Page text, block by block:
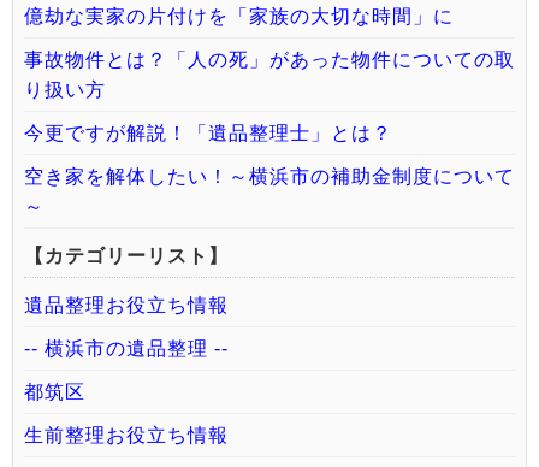
億劫な実家の片付けを「家族の大切な時間」に
事故物件とは？「人の死」があった物件についての取
り扱い方
今更ですが解説！「遺品整理士」とは？
空き家を解体したい！～横浜市の補助金制度について
～
【カテゴリーリスト】
遺品整理お役立ち情報
-- 横浜市の遺品整理 --
都筑区
生前整理お役立ち情報